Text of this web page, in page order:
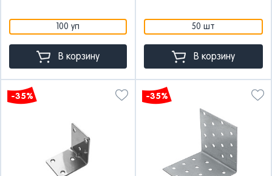
100 уп
В корзину
50 шт
В корзину
-35% -35%